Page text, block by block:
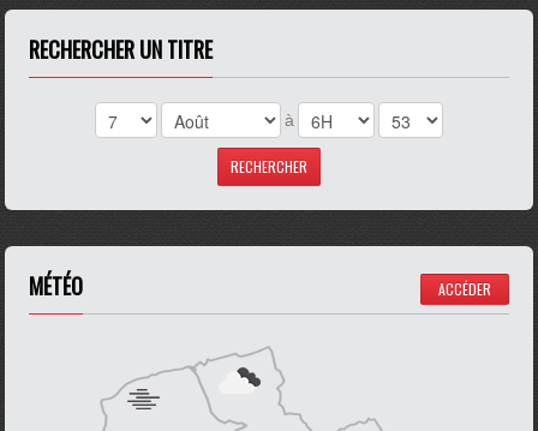
RECHERCHER UN TITRE
à
MÉTÉO ACCÉDER